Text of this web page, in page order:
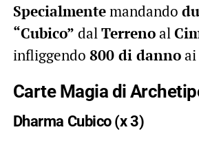
Specialmentemandando
“Cubico” dalTerrenoal
infliggendo 800 di dannoai
Carte Magia di
Dharma Cubico (x 3)